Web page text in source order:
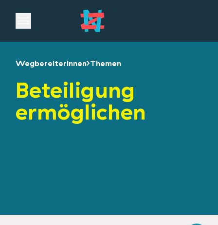
Open main menu
Wegbereiterinnen Themen
Beteiligung
ermöglichen